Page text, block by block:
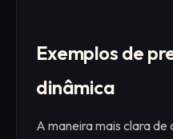
Exemplos de
dinâmica
A maneira mais clara